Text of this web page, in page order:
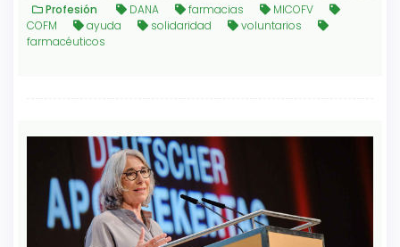
Profesión DANA farmacias
MICOFV
COFM
ayuda solidaridad
voluntarios
farmacéuticos